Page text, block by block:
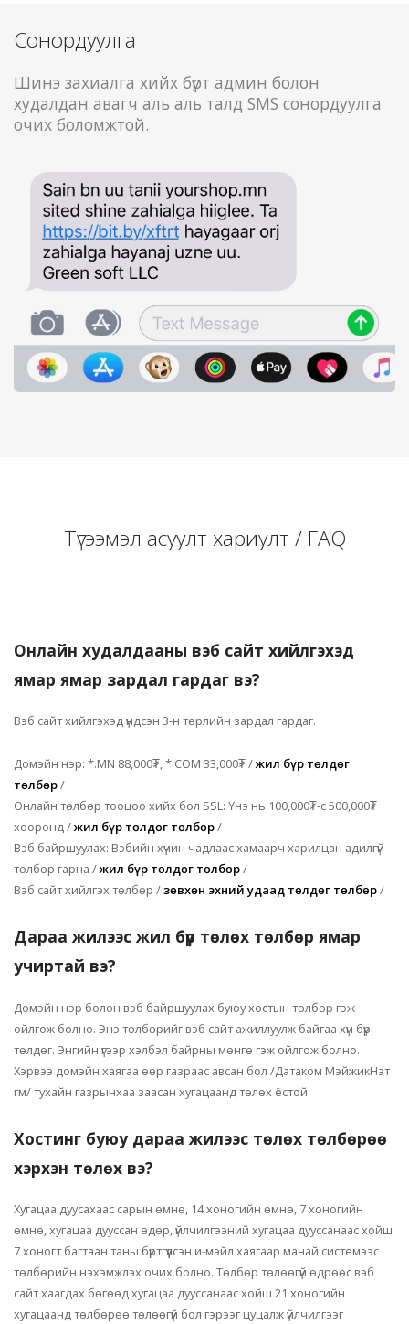
Сонордуулга
Шинэ захиалга хийх бүрт админ болон
худалдан авагч аль аль талд SMS сонордуулга
очих боломжтой.
Түгээмэл асуулт хариулт / FAQ
Онлайн худалдааны вэб сайт хийлгэхэд
ямар ямар зардал гардаг вэ?
Вэб сайт хийлгэхэд үндсэн 3-н төрлийн зардал гардаг.
Домэйн нэр: *.MN 88,000₮, *.COM 33,000₮ /жил бүр төлдөг
төлбөр/
Онлайн төлбөр тооцоо хийх бол SSL: Үнэ нь 100,000₮-c 500,000₮
хооронд /жил бүр төлдөг төлбөр/
Вэб байршуулах: Вэбийн хүчин чадлаас хамаарч харилцан адилгүй
төлбөр гарна /жил бүр төлдөг төлбөр/
Вэб сайт хийлгэх төлбөр /зөвхөн эхний удаад төлдөг төлбөр/
Дараа жилээс жил бүр төлөх төлбөр ямар
учиртай вэ?
Домэйн нэр болон вэб байршуулах буюу хостын төлбөр гэж
ойлгож болно. Энэ төлбөрийг вэб сайт ажиллуулж байгаа хүн бүр
төлдөг. Энгийн үгээр хэлбэл байрны мөнгө гэж ойлгож болно.
Хэрвээ домэйн хаягаа өөр газраас авсан бол /Датаком МэйжикНэт
гм/ тухайн газрынхаа заасан хугацаанд төлөх ёстой.
Хостинг буюу дараа жилээс төлөх төлбөрөө
хэрхэн төлөх вэ?
Хугацаа дуусахаас сарын өмнө, 14 хоногийн өмнө, 7 хоногийн
өмнө, хугацаа дууссан өдөр, үйлчилгээний хугацаа дууссанаас хойш
7 хоногт багтаан таны бүртгүүлсэн и-мэйл хаягаар манай системээс
төлбөрийн нэхэмжлэх очих болно. Төлбөр төлөөгүй өдрөөс вэб
сайт хаагдах бөгөөд хугацаа дууссанаас хойш 21 хоногийн
хугацаанд төлбөрөө төлөөгүй бол гэрээг цуцалж үйлчилгээг